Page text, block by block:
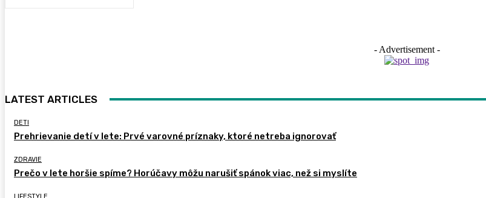
- Advertisement -
LATEST ARTICLES
DETI
Prehrievanie detí v lete: Prvé varovné príznaky, ktoré netreba ignorovať
ZDRAVIE
Prečo v lete horšie spíme? Horúčavy môžu narušiť spánok viac, než si myslíte